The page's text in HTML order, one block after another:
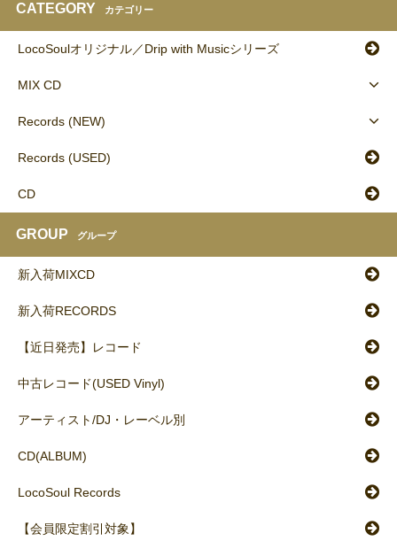
CATEGORY カテゴリー
LocoSoulオリジナル／Drip with Musicシリーズ
MIX CD
Records (NEW)
Records (USED)
CD
GROUP グループ
新入荷MIXCD
新入荷RECORDS
【近日発売】レコード
中古レコード(USED Vinyl)
アーティスト/DJ・レーベル別
CD(ALBUM)
LocoSoul Records
【会員限定割引対象】